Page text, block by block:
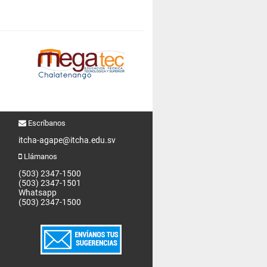
Escríbanos
itcha-agape@itcha.edu.sv
Llámanos
(503) 2347-1500
(503) 2347-1501
Whatsapp
(503) 2347-1500